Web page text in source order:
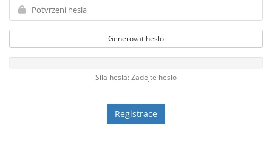
Generovat heslo
Síla hesla: Zadejte heslo